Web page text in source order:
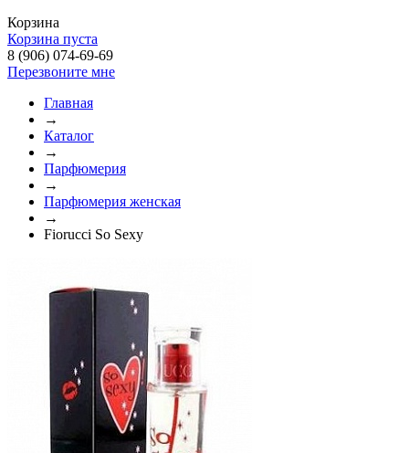
Корзина
Корзина пуста
8 (906) 074-69-69
Перезвоните мне
Главная
→
Каталог
→
Парфюмерия
→
Парфюмерия женская
→
Fiorucci So Sexy